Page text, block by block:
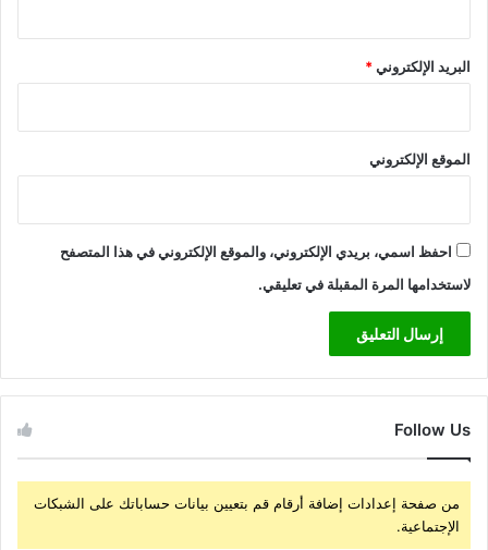
البريد الإلكتروني*
الموقع الإلكتروني
احفظ اسمي، بريدي الإلكتروني، والموقع الإلكتروني في هذا المتصفح
لاستخدامها المرة المقبلة في تعليقي.
Follow Us
من صفحة إعدادات إضافة أرقام قم بتعيين بيانات حساباتك على الشبكات
الإجتماعية.